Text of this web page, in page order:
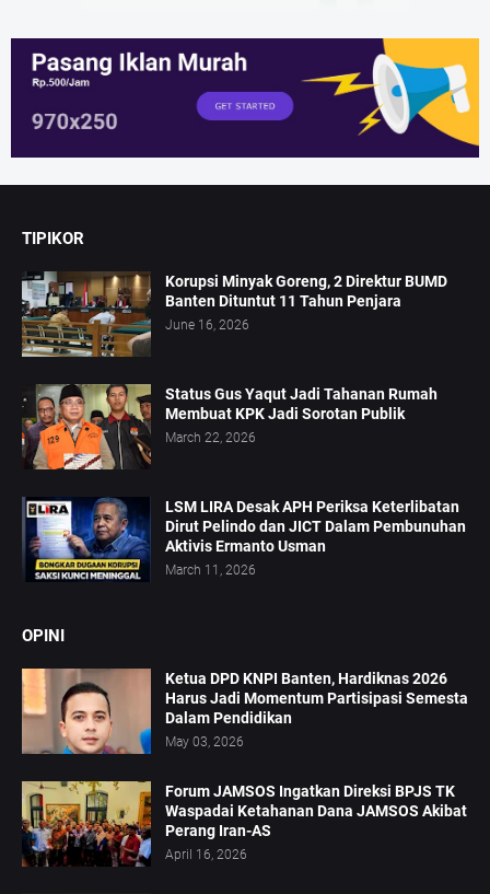
TIPIKOR
Korupsi Minyak Goreng, 2 Direktur BUMD
Banten Dituntut 11 Tahun Penjara
June 16, 2026
Status Gus Yaqut Jadi Tahanan Rumah
Membuat KPK Jadi Sorotan Publik
March 22, 2026
LSM LIRA Desak APH Periksa Keterlibatan
Dirut Pelindo dan JICT Dalam Pembunuhan
Aktivis Ermanto Usman
March 11, 2026
OPINI
Ketua DPD KNPI Banten, Hardiknas 2026
Harus Jadi Momentum Partisipasi Semesta
Dalam Pendidikan
May 03, 2026
Forum JAMSOS Ingatkan Direksi BPJS TK
Waspadai Ketahanan Dana JAMSOS Akibat
Perang Iran-AS
April 16, 2026